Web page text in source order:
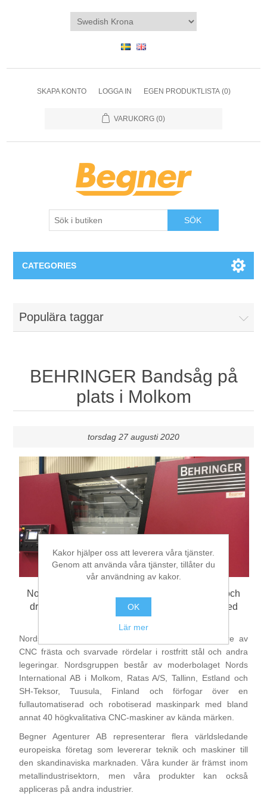
SKAPA KONTO LOGGA IN EGEN PRODUKTLISTA (0)
VARUKORG (0)
SÖK
CATEGORIES
Metallkapning
Lagringssystem
Bearbetningsmaskiner
Värmebehandling
BRAUN Ytslipningsmaskiner
3D-svetsning
Bearbetning av stång, rör och profiler
Bearbetning av plåt och band
Målnings- och ytbehandlingssystem
Utbildning
Spare parts & Service
Kontakt
Populära taggar
BEHRINGER Bandsåg på
plats i Molkom
torsdag 27 augusti 2020
Nords International AB i Molkom har investerat och
driftsatt en BEHRINGER HBE411A bandsåg med
Begner Agenturer AB som partner.
Nords International AB är Europas ledande tillverkare av
CNC frästa och svarvade rördelar i rostfritt stål och andra
legeringar. Nordsgruppen består av moderbolaget Nords
International AB i Molkom, Ratas A/S, Tallinn, Estland och
SH-Teksor, Tuusula, Finland och förfogar över en
fullautomatiserad och robotiserad maskinpark med bland
annat 40 högkvalitativa CNC-maskiner av kända märken.
Begner Agenturer AB representerar flera världsledande
europeiska företag som levererar teknik och maskiner till
den skandinaviska marknaden. Våra kunder är främst inom
metallindustrisektorn, men våra produkter kan också
appliceras på andra industrier.
Kakor hjälper oss att leverera våra tjänster.
Genom att använda våra tjänster, tillåter du
vår användning av kakor.
OK
Lär mer